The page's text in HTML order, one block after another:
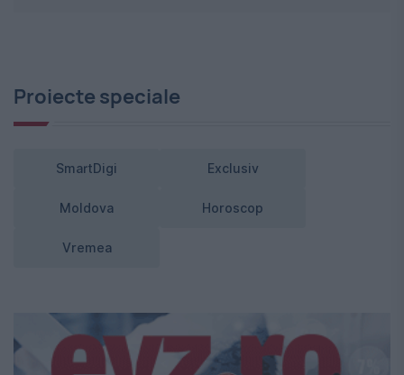
Proiecte speciale
SmartDigi Exclusiv
Moldova Horoscop
Vremea